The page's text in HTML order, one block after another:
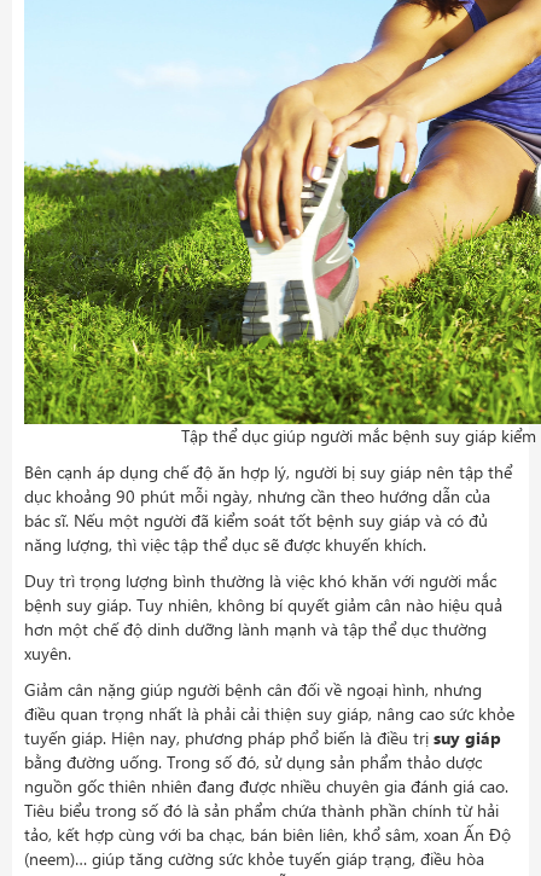
Tập thể dục giúp người mắc bệnh suy giáp kiểm
Bên cạnh áp dụng chế độ ăn hợp lý, người bị suy giáp nên tập thể
dục khoảng 90 phút mỗi ngày, nhưng cần theo hướng dẫn của
bác sĩ. Nếu một người đã kiểm soát tốt bệnh suy giáp và có đủ
năng lượng, thì việc tập thể dục sẽ được khuyến khích.
Duy trì trọng lượng bình thường là việc khó khăn với người mắc
bệnh suy giáp. Tuy nhiên, không bí quyết giảm cân nào hiệu quả
hơn một chế độ dinh dưỡng lành mạnh và tập thể dục thường
xuyên.
Giảm cân nặng giúp người bệnh cân đối về ngoại hình, nhưng
điều quan trọng nhất là phải cải thiện suy giáp, nâng cao sức khỏe
tuyến giáp. Hiện nay, phương pháp phổ biến là điều trị suy giáp
bằng đường uống. Trong số đó, sử dụng sản phẩm thảo dược
nguồn gốc thiên nhiên đang được nhiều chuyên gia đánh giá cao.
Tiêu biểu trong số đó là sản phẩm chứa thành phần chính từ hải
tảo, kết hợp cùng với ba chạc, bán biên liên, khổ sâm, xoan Ấn Độ
(neem)… giúp tăng cường sức khỏe tuyến giáp trạng, điều hòa